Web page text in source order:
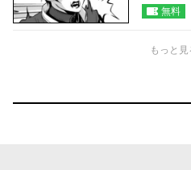
無料
もっと見